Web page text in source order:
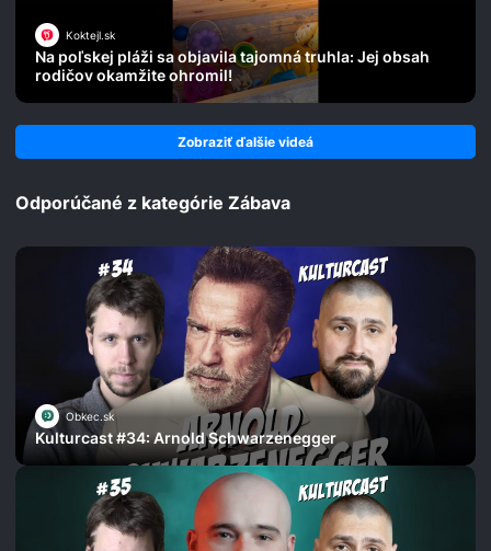
Koktejl.sk
Na poľskej pláži sa objavila tajomná truhla: Jej obsah
rodičov okamžite ohromil!
Zobraziť ďalšie videá
Odporúčané z kategórie Zábava
Obkec.sk
Kulturcast #34: Arnold Schwarzenegger